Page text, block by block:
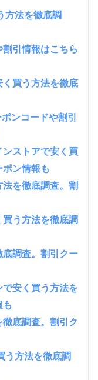
方法を徹底調
引情報はこちら
買う方法を徹底
ンコードや割引
ストアで安く買
ン情報も
を徹底調査。割
う方法を徹底調
底調査。割引クー
安く買う方法を
も
底調査。割引ク
う方法を徹底調